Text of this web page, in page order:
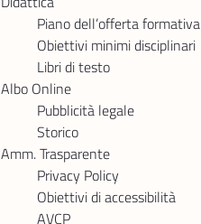
Piano dell’offerta formativa
Obiettivi minimi disciplinari
Libri di testo
Albo Online
Pubblicità legale
Storico
Amm. Trasparente
Privacy Policy
Obiettivi di accessibilità
AVCP